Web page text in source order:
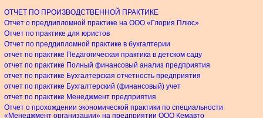
ОТЧЕТ ПО ПРОИЗВОДСТВЕННОЙ ПРАКТИКЕ
Отчет о преддипломной практике на ООО «Глория Плюс»
Отчет по практике для юристов
Отчет по преддипломной практике в бухгалтерии
отчет по практике Педагогическая практика в детском саду
отчет по практике Полный финансовый анализ предприятия
отчет по практике Бухгалтерская отчетность предприятия
отчет по практике Бухгалтерский (финансовый) учет
отчет по практике Менеджмент предприятия
Отчет о прохождении экономической практики по специальности
«Менеджмент организации» на предприятии ООО Кемавто